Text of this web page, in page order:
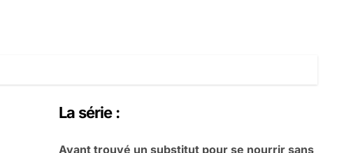
La série :
Ayant trouvé un substitut pour se nourrir sans